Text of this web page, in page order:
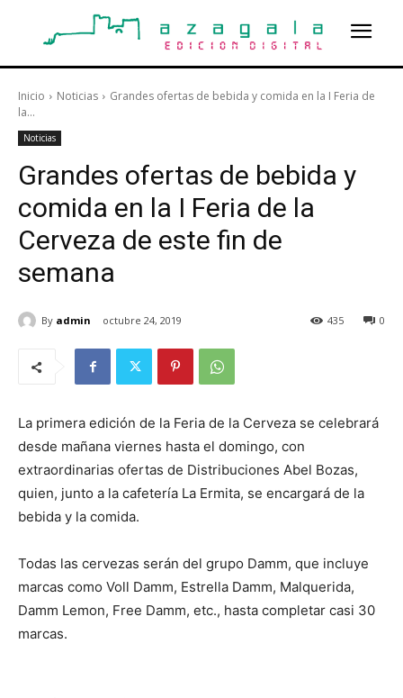
Inicio Noticias
Grandes ofertas de bebida y comida en la I Feria de
la...
Noticias
Grandes ofertas de bebida y
comida en la I Feria de la
Cerveza de este fin de
semana
By admin octubre 24, 2019 0
435
La primera edición de la Feria de la Cerveza se celebrará
desde mañana viernes hasta el domingo, con
extraordinarias ofertas de Distribuciones Abel Bozas,
quien, junto a la cafetería La Ermita, se encargará de la
bebida y la comida.
Todas las cervezas serán del grupo Damm, que incluye
marcas como Voll Damm, Estrella Damm, Malquerida,
Damm Lemon, Free Damm, etc., hasta completar casi 30
marcas.